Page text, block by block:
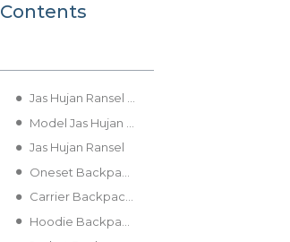
Contents
Jas Hujan Ransel